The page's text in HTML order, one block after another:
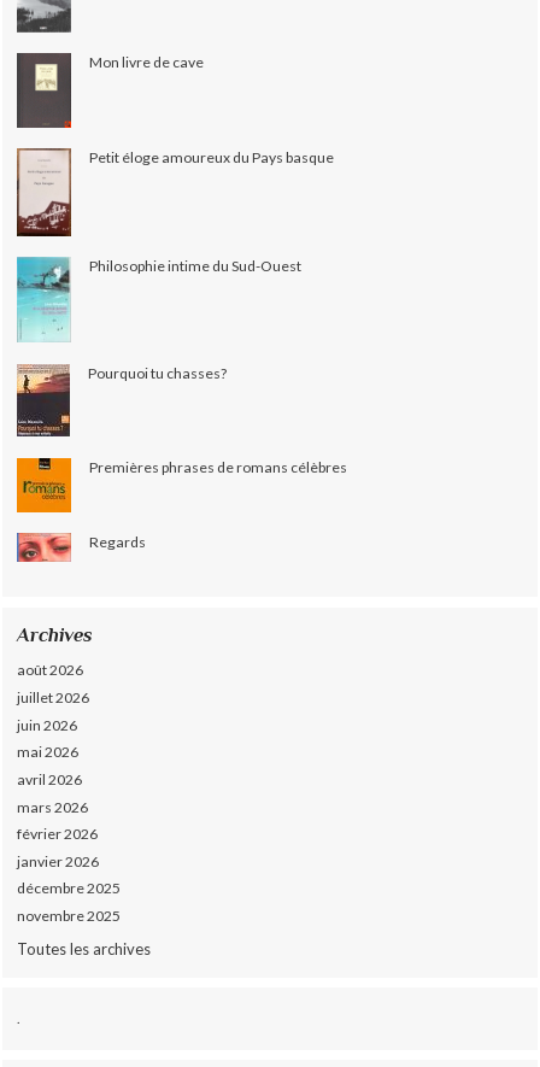
Mon livre de cave
Petit éloge amoureux du Pays basque
Philosophie intime du Sud-Ouest
Pourquoi tu chasses?
Premières phrases de romans célèbres
Regards
Archives
août 2026
juillet 2026
juin 2026
mai 2026
avril 2026
mars 2026
février 2026
janvier 2026
décembre 2025
novembre 2025
Toutes les archives